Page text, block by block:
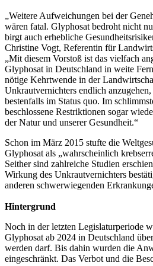
„Weitere Aufweichungen bei der
wären fatal. Glyphosat bedroht nicht
birgt auch erhebliche
Christine Vogt, Referentin für
„Mit diesem Vorstoß ist das vielfach
Glyphosat in Deutschland in weite
nötige Kehrtwende in der
Unkrautvernichters endlich
bestenfalls im Status quo. Im
beschlossene Restriktionen sogar
der Natur und unserer Gesundheit.“
Schon im März 2015 stufte die
Glyphosat als „wahrscheinlich
Seither sind zahlreiche Studien
Wirkung des Unkrautvernichters
anderen schwerwiegenden
Hintergrund
Noch in der letzten Legislaturperiode
Glyphosat ab 2024 in Deutschland
werden darf. Bis dahin wurden die
eingeschränkt. Das Verbot und die